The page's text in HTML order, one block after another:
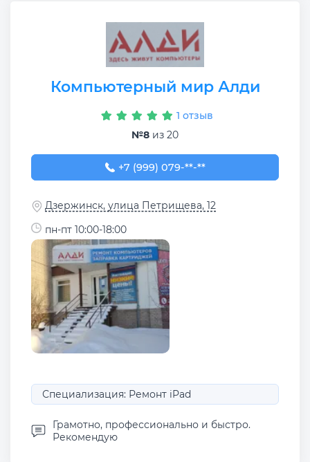
Компьютерный мир Алди
1 отзыв
№8 из 20
+7 (999) 079-57-86
+7 (999) 079-**-**
Дзержинск, улица Петрищева, 12
пн-пт 10:00-18:00
Специализация: Ремонт iPad
Грамотно, профессионально и быстро.
Рекомендую